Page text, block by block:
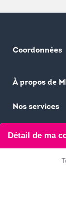
Détail de ma
Coordonnées
À propos de
Nos services